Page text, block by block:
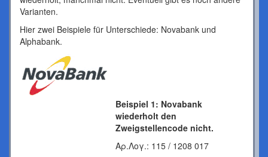
Varianten.
Hier zwei Beispiele für Unterschiede: Novabank und
Alphabank.
Beispiel 1: Novabank
wiederholt den
Zweigstellencode nicht.
Αρ.Λογ.: 115 / 1208 017